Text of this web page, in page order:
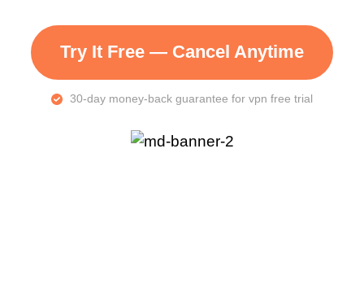
Try It Free — Cancel Anytime
30-day money-back guarantee for vpn free trial